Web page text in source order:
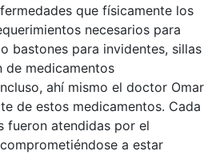
que físicamente los
necesarios para
bastones para invidentes, sillas
de medicamentos
ahí mismo el doctor Omar
de estos medicamentos. Cada
fueron atendidas por el
a estar